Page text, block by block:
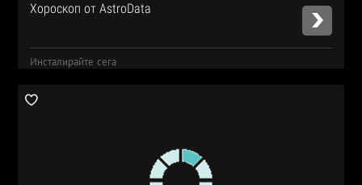
Хороскоп от AstroData
Инсталирайте сега